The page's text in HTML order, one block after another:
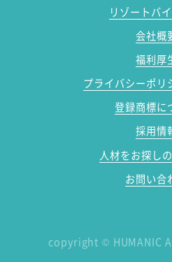
リゾートバ
会社概
福利厚
プライバシーポリ
登録商標に
採用情
人材をお探し
お問い合
copyright © HUMANIC